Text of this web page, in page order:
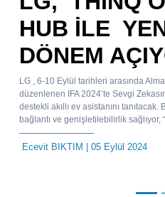
HUB İLE
DÖNEM
LG , 6-10 Eylül tarihleri ​​arasında
düzenlenen IFA 2024’te Sevgi
destekli akıllı ev asistanını
bağlantı ve genişletilebilirlik sağlıyor,
Ecevit BIKTIM | 05 Eylül 2024